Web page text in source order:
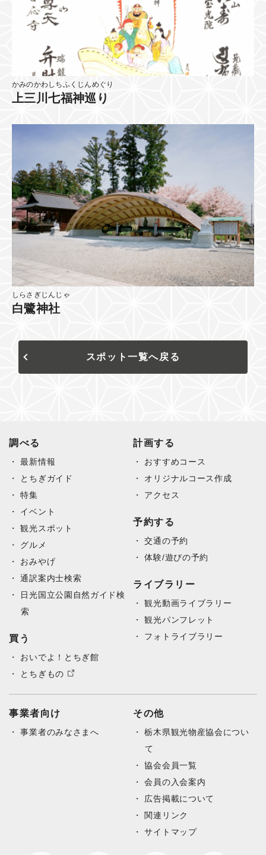
かみのかわしちふくじんめぐり
上三川七福神巡り
しらさぎじんじゃ
白鷺神社
スポット一覧へ戻る
調べる
最新情報
とちぎガイド
特集
イベント
観光スポット
グルメ
おみやげ
通訳案内士検索
日光国立公園自然ガイド検
索
買う
おいでよ！とちぎ館
とちぎもの
計画する
おすすめコース
オリジナルコース作成
アクセス
予約する
交通の予約
体験/遊びの予約
ライブラリー
観光動画ライブラリー
観光パンフレット
フォトライブラリー
事業者向け
事業者のみなさまへ
その他
栃木県観光物産協会につい
て
協会会員一覧
会員の入会案内
広告掲載について
関連リンク
サイトマップ